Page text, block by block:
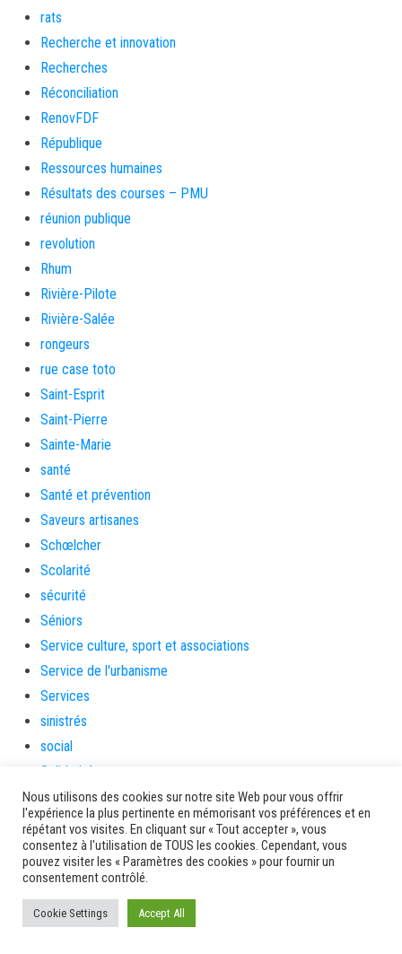
rats
Recherche et innovation
Recherches
Réconciliation
RenovFDF
République
Ressources humaines
Résultats des courses – PMU
réunion publique
revolution
Rhum
Rivière-Pilote
Rivière-Salée
rongeurs
rue case toto
Saint-Esprit
Saint-Pierre
Sainte-Marie
santé
Santé et prévention
Saveurs artisanes
Schœlcher
Scolarité
sécurité
Séniors
Service culture, sport et associations
Service de l'urbanisme
Services
sinistrés
social
Solidarité
Solidarités
sondage
souris
soutien
soutienàlaparentalité
Spectacle
Nous utilisons des cookies sur notre site Web pour vous offrir
l'expérience la plus pertinente en mémorisant vos préférences et en
répétant vos visites. En cliquant sur « Tout accepter », vous
consentez à l'utilisation de TOUS les cookies. Cependant, vous
pouvez visiter les « Paramètres des cookies » pour fournir un
consentement contrôlé.
Cookie Settings Accept All